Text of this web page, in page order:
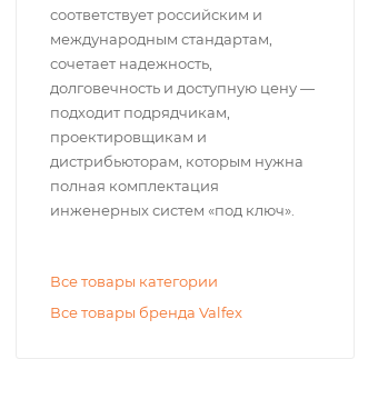
соответствует российским и
международным стандартам,
сочетает надежность,
долговечность и доступную цену —
подходит подрядчикам,
проектировщикам и
дистрибьюторам, которым нужна
полная комплектация
инженерных систем «под ключ».
Все товары категории
Все товары бренда Valfex